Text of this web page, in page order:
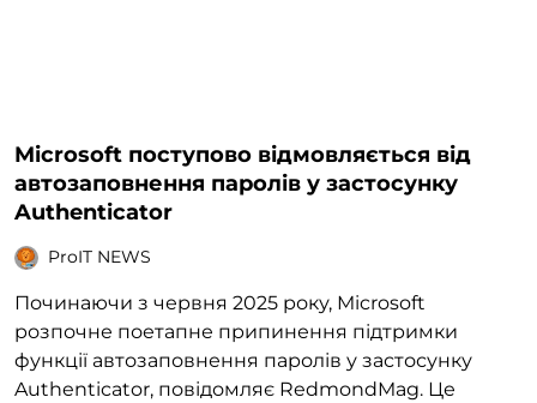
Microsoft поступово відмовляється від
автозаповнення паролів у застосунку
Authenticator
ProIT NEWS
Починаючи з червня 2025 року, Microsoft
розпочне поетапне припинення підтримки
функції автозаповнення паролів у застосунку
Authenticator, повідомляє RedmondMag. Це